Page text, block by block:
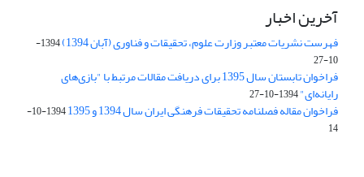
آخرین اخبار
فهرست نشریات معتبر وزارت علوم، تحقیقات و فناوری (آبان 1394)
1394-
10-27
فراخوان تابستان سال 1395 برای دریافت مقالات مرتبط با "بازی‌های
رایانه‌ای"1394-10-27
فراخوان مقاله فصلنامه تحقیقات فرهنگی ایران سال 1394 و 1395
1394-10-
14